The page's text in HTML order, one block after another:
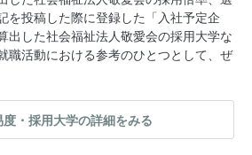
を投稿した際に登録した「入社予定企
出した社会福祉法人敬愛会の採用大学な
職活動における参考のひとつとして、ぜ
・採用大学の詳細をみる